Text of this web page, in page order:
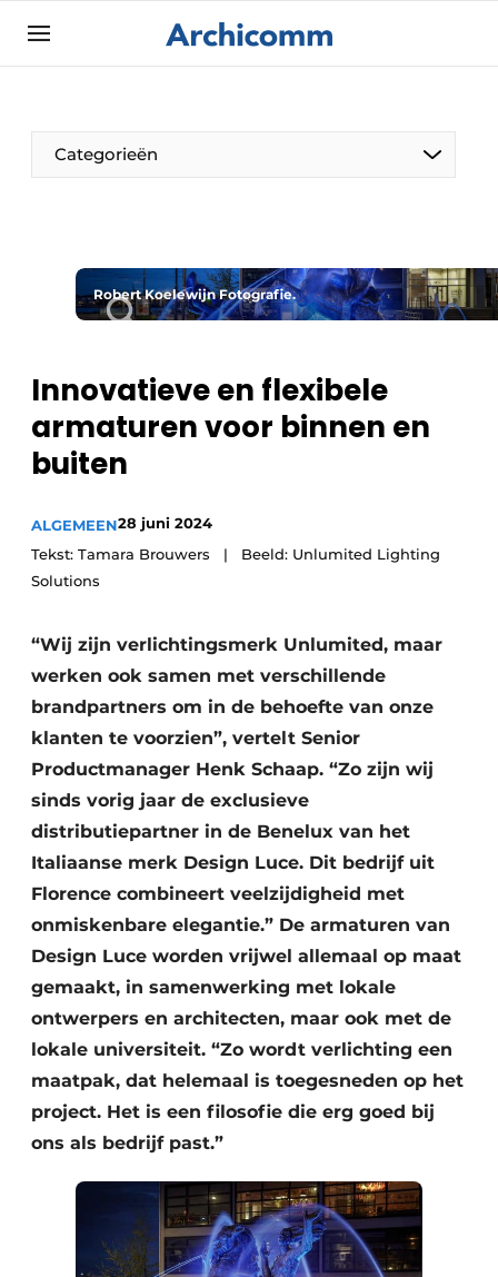
Aanmelden
ArchiComm | Magazine over architectuur,
interieur- & landschapsarchitectuur
Nieuwsbrief
Podcasts
Vacature aanmelden
Vacatures
Video’s
Categorieën
De Pen
Architect Aan het Woord
Robert Koelewijn Fotografie.
Innovatieve en flexibele
armaturen voor binnen en
buiten
ALGEMEEN28 juni 2024
Tekst: Tamara Brouwers | Beeld: Unlumited Lighting
Solutions
“Wij zijn verlichtingsmerk Unlumited, maar
werken ook samen met verschillende
brandpartners om in de behoefte van onze
klanten te voorzien”, vertelt Senior
Productmanager Henk Schaap. “Zo zijn wij
sinds vorig jaar de exclusieve
distributiepartner in de Benelux van het
Italiaanse merk Design Luce. Dit bedrijf uit
Florence combineert veelzijdigheid met
onmiskenbare elegantie.” De armaturen van
Design Luce worden vrijwel allemaal op maat
gemaakt, in samenwerking met lokale
ontwerpers en architecten, maar ook met de
lokale universiteit. “Zo wordt verlichting een
maatpak, dat helemaal is toegesneden op het
project. Het is een filosofie die erg goed bij
ons als bedrijf past.”